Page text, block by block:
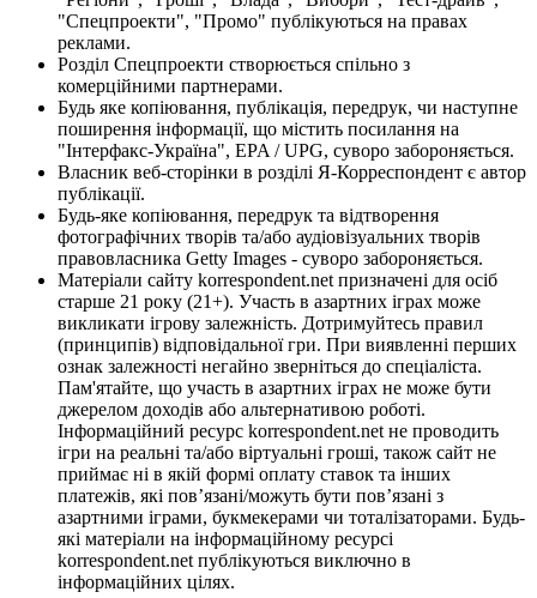
"Спецпроекти", "Промо" публікуються на правах
реклами.
Розділ Спецпроекти створюється спільно з
комерційними партнерами.
Будь яке копіювання, публікація, передрук, чи наступне
поширення інформації, що містить посилання на
"Інтерфакс-Україна", EPA / UPG, суворо забороняється.
Власник веб-сторінки в розділі Я-Корреспондент є автор
публікації.
Будь-яке копіювання, передрук та відтворення
фотографічних творів та/або аудіовізуальних творів
правовласника Getty Images - суворо забороняється.
Матеріали сайту korrespondent.net призначені для осіб
старше 21 року (21+). Участь в азартних іграх може
викликати ігрову залежність. Дотримуйтесь правил
(принципів) відповідальної гри. При виявленні перших
ознак залежності негайно зверніться до спеціаліста.
Пам'ятайте, що участь в азартних іграх не може бути
джерелом доходів або альтернативою роботі.
Інформаційний ресурс korrespondent.net не проводить
ігри на реальні та/або віртуальні гроші, також сайт не
приймає ні в якій формі оплату ставок та інших
платежів, які пов’язані/можуть бути пов’язані з
азартними іграми, букмекерами чи тоталізаторами. Будь-
які матеріали на інформаційному ресурсі
korrespondent.net публікуються виключно в
інформаційних цілях.